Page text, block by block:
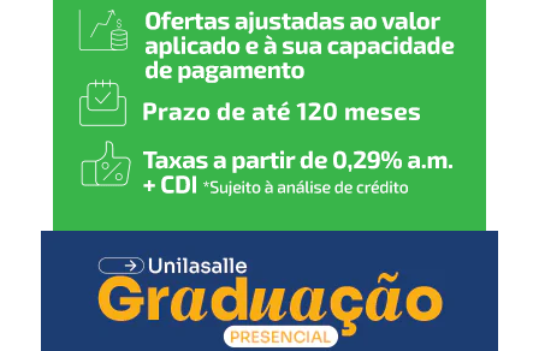
atendimento cada vez mais
humanizado, fortalecendo a
rede de proteção de Nova
Santa Rita”, declarou.
Solange Lewandoski Laubine, destacou que a nova sede
oferece melhores condições para o atendimento e para o
trabalho das equipes responsáveis pelo acolhimento.